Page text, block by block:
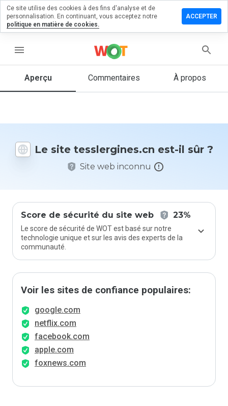
menu
Aperçu Commentaires À propos
Le site tesslergines.cn est-il sûr ?
Site web inconnu
Score de sécurité du site web 23%
Le score de sécurité de WOT est basé sur notre
technologie unique et sur les avis des experts de la
communauté.
Voir les sites de confiance populaires:
google.com
netflix.com
facebook.com
apple.com
foxnews.com
un
1 et 5
vous à ce
site ?
Ce site utilise des cookies à des fins d'analyse et de
personnalisation. En continuant, vous acceptez notre
politique en matière de cookies.
ACCEPTER